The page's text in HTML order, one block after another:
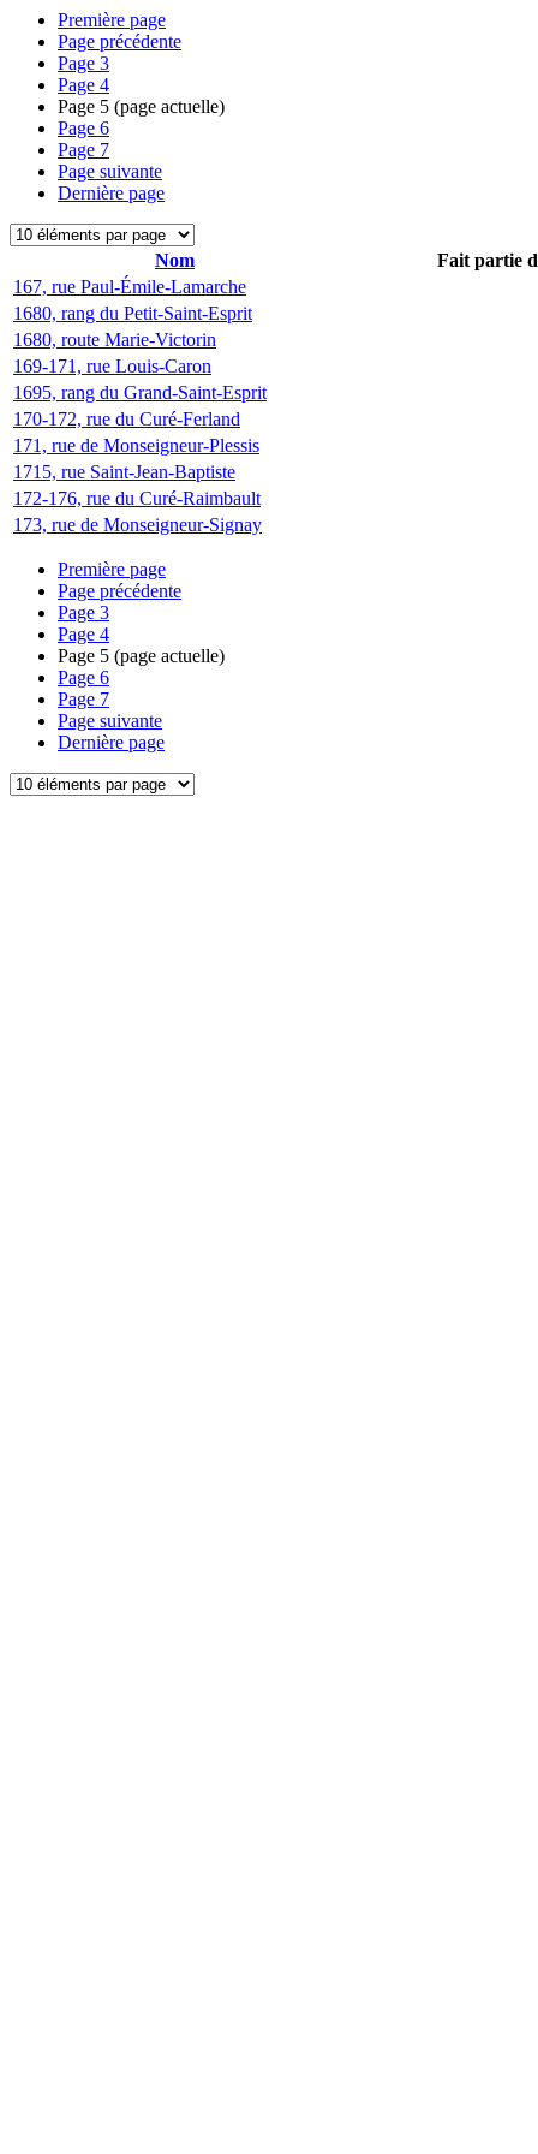
Première page
Page précédente
Page 3
Page 4
Page 5 (page actuelle)
Page 6
Page 7
Page suivante
Dernière page
Nom
Fait partie
167, rue Paul-Émile-Lamarche
1680, rang du Petit-Saint-Esprit
1680, route Marie-Victorin
169-171, rue Louis-Caron
1695, rang du Grand-Saint-Esprit
170-172, rue du Curé-Ferland
171, rue de Monseigneur-Plessis
1715, rue Saint-Jean-Baptiste
172-176, rue du Curé-Raimbault
173, rue de Monseigneur-Signay
Première page
Page précédente
Page 3
Page 4
Page 5 (page actuelle)
Page 6
Page 7
Page suivante
Dernière page